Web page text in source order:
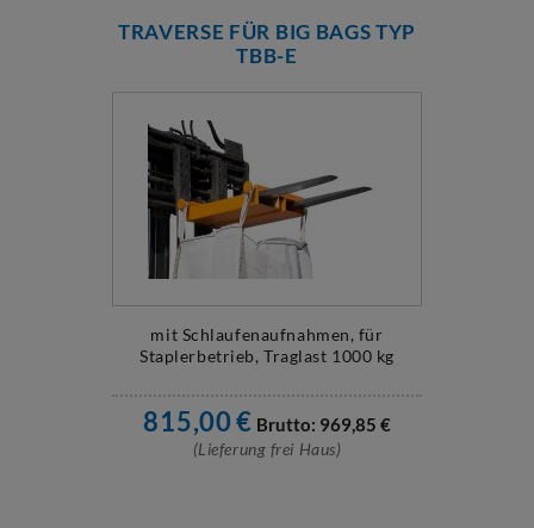
TRAVERSE FÜR BIG BAGS TYP
TBB-E
mit Schlaufenaufnahmen, für
Staplerbetrieb, Traglast 1000 kg
815,00€ Brutto: 969,85 €
(Lieferung frei Haus)